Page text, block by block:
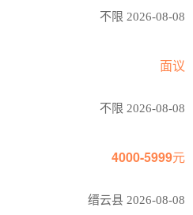
不限 2026-08-08
面议
不限 2026-08-08
4000-5999元
缙云县 2026-08-08